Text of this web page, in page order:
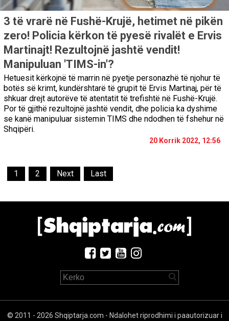
3 të vrarë në Fushë-Krujë, hetimet në pikën
zero! Policia kërkon të pyesë rivalët e Ervis
Martinajt! Rezultojnë jashtë vendit!
Manipuluan 'TIMS-in'?
Hetuesit kërkojnë të marrin në pyetje personazhë të njohur të
botës së krimt, kundërshtarë të grupit të Ervis Martinaj, për të
shkuar drejt autorëve të atentatit të trefishtë në Fushë-Krujë.
Por të gjithë rezultojnë jashtë vendit, dhe policia ka dyshime
se kanë manipuluar sistemin TIMS dhe ndodhen të fshehur në
Shqipëri.
20 Korrik 2022, 12:56
1 2 Next Last
© 2011 - 2026 Shqiptarja.com - Ndalohet riprodhimi i paautorizuar i